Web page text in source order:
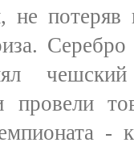
не потеряв
провели
-